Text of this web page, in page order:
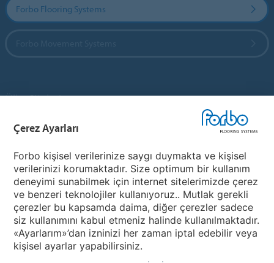
Forbo Flooring Systems
Ülke Siteleri
Ülkenizi Seçin
My Forbo
Ürünler
Covid-19
Çerez Ayarları
Forbo kişisel verilerinize saygı duymakta ve kişisel
verilerinizi korumaktadır. Size optimum bir kullanım
deneyimi sunabilmek için internet sitelerimizde çerez
ve benzeri teknolojiler kullanıyoruz.. Mutlak gerekli
çerezler bu kapsamda daima, diğer çerezler sadece
siz kullanımını kabul etmeniz halinde kullanılmaktadır.
«Ayarlarım»’dan izninizi her zaman iptal edebilir veya
kişisel ayarlar yapabilirsiniz.